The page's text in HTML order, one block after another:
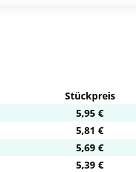
Stückpreis
5,95 €
5,81 €
5,69 €
5,39 €